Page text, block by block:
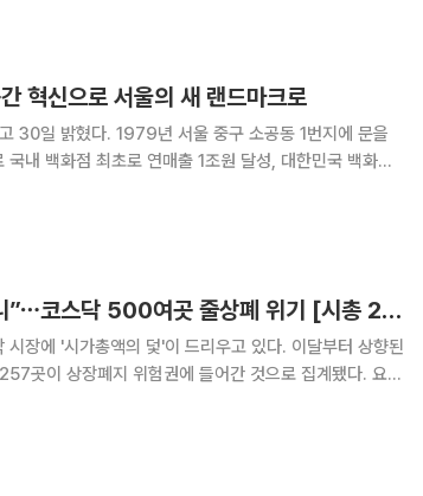
연간 매출
혁신으로 서울의 새 랜드마크로
중구 소공동 1번지에 문을
내 백화점 최초로 연매출 1조원 달성, 대한민국 백화점
시하며 서울을
“R&D 중인데 당장 매출 내라니”⋯코스닥 500여곳 줄상폐 위기 [시총 200억 데드라인의 덫-①]
장에 '시가총액의 덫'이 드리우고 있다. 이달부터 상향된
곳이 상장폐지 위험권에 들어간 것으로 집계됐다. 요건
을 갖춘 유망 기업마